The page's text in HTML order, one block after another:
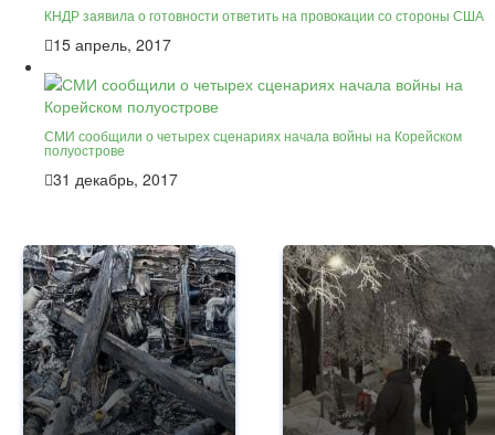
КНДР заявила о готовности ответить на провокации со стороны США
15 апрель, 2017
СМИ сообщили о четырех сценариях начала войны на Корейском
полуострове
31 декабрь, 2017